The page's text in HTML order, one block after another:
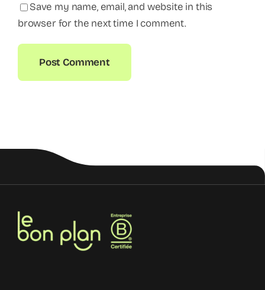
Save my name, email, and website in this
browser for the next time I comment.